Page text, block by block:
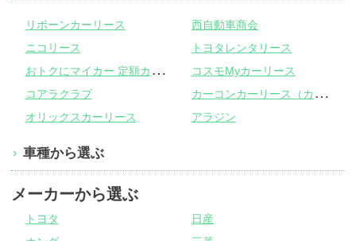
リボーンカーリース
西自動車商会
ニコリース
トヨタレンタリース
お
トクにマイカー 定額カルモくん
コスモMyカーリース
コアラクラブ
カ
ーコンカーリース（カーコンビニ倶楽部）
オリックスカーリース アラジン
車種から選ぶ
メーカーから選ぶ
トヨタ
日産